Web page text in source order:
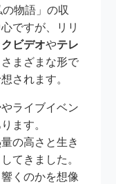
の物語」の収
ですが、リリ
ビデオやテレ
まざまな形で
されます。
やライブイベン
ます。
の高さと生き
てきました。
くのかを想像